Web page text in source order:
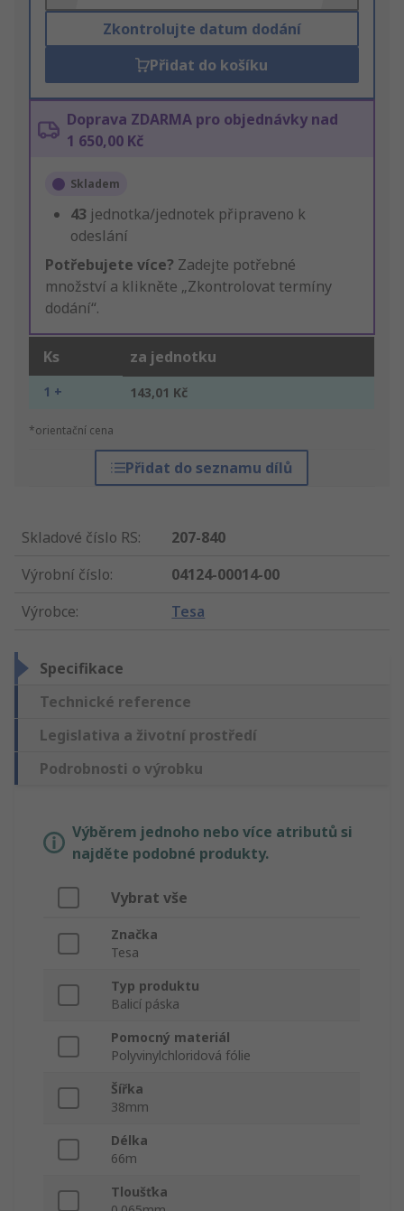
Zkontrolujte datum dodání
Přidat do košíku
Doprava ZDARMA pro objednávky nad
1 650,00 Kč
Skladem
43 jednotka/jednotek připraveno k
odeslání
Potřebujete více? Zadejte potřebné
množství a klikněte „Zkontrolovat termíny
dodání“.
Ks za jednotku
1 + 143,01 Kč
*orientační cena
Přidat do seznamu dílů
Skladové číslo RS:
207-840
Výrobní číslo:
04124-00014-00
Výrobce: Tesa
Specifikace
Technické reference
Legislativa a životní prostředí
Podrobnosti o výrobku
Výběrem jednoho nebo více atributů si
najděte podobné produkty.
Vybrat vše
Značka
Tesa
Typ produktu
Balicí páska
Pomocný materiál
Polyvinylchloridová fólie
Šířka
38mm
Délka
66m
Tloušťka